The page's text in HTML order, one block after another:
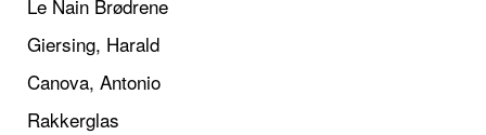
Le Nain Brødrene
Giersing, Harald
Canova, Antonio
Rakkerglas